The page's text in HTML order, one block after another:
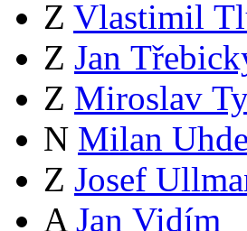
Z Vlastimil
Z Jan
Z Miroslav
N Milan Uhde
Z Josef
A Jan Vidím